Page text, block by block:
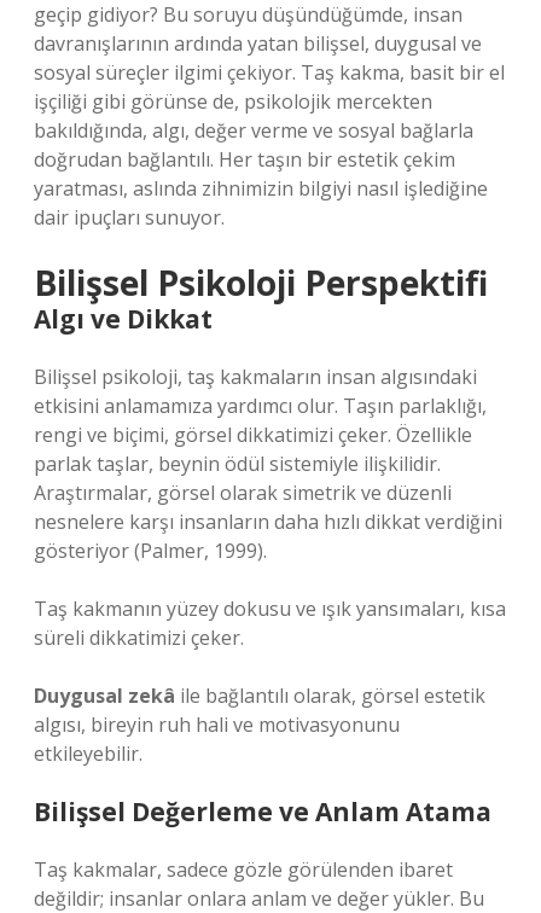
geçip gidiyor? Bu soruyu düşündüğümde, insan
davranışlarının ardında yatan bilişsel, duygusal ve
sosyal süreçler ilgimi çekiyor. Taş kakma, basit bir el
işçiliği gibi görünse de, psikolojik mercekten
bakıldığında, algı, değer verme ve sosyal bağlarla
doğrudan bağlantılı. Her taşın bir estetik çekim
yaratması, aslında zihnimizin bilgiyi nasıl işlediğine
dair ipuçları sunuyor.
Bilişsel Psikoloji Perspektifi
Algı ve Dikkat
Bilişsel psikoloji, taş kakmaların insan algısındaki
etkisini anlamamıza yardımcı olur. Taşın parlaklığı,
rengi ve biçimi, görsel dikkatimizi çeker. Özellikle
parlak taşlar, beynin ödül sistemiyle ilişkilidir.
Araştırmalar, görsel olarak simetrik ve düzenli
nesnelere karşı insanların daha hızlı dikkat verdiğini
gösteriyor (Palmer, 1999).
Taş kakmanın yüzey dokusu ve ışık yansımaları, kısa
süreli dikkatimizi çeker.
Duygusal zekâ ile bağlantılı olarak, görsel estetik
algısı, bireyin ruh hali ve motivasyonunu
etkileyebilir.
Bilişsel Değerleme ve Anlam Atama
Taş kakmalar, sadece gözle görülenden ibaret
değildir; insanlar onlara anlam ve değer yükler. Bu